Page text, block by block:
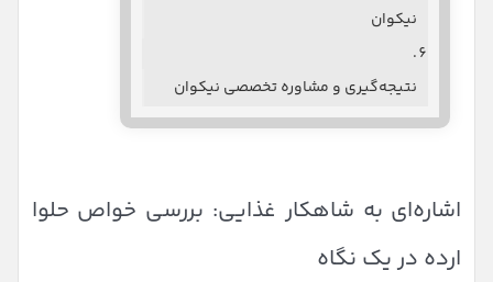
نیکوان
نتیجه‌گیری و مشاوره تخصصی نیکوان
اشاره‌ای به شاهکار غذایی: بررسی خواص حلوا
ارده در یک نگاه